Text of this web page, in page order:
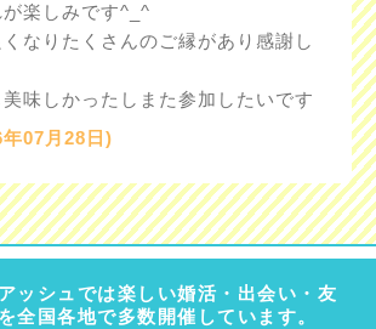
楽しみです^_^
なりたくさんのご縁があり感謝し
味しかったしまた参加したいです
07月28日)
ッシュでは楽しい婚活・出会い・友
全国各地で多数開催しています。